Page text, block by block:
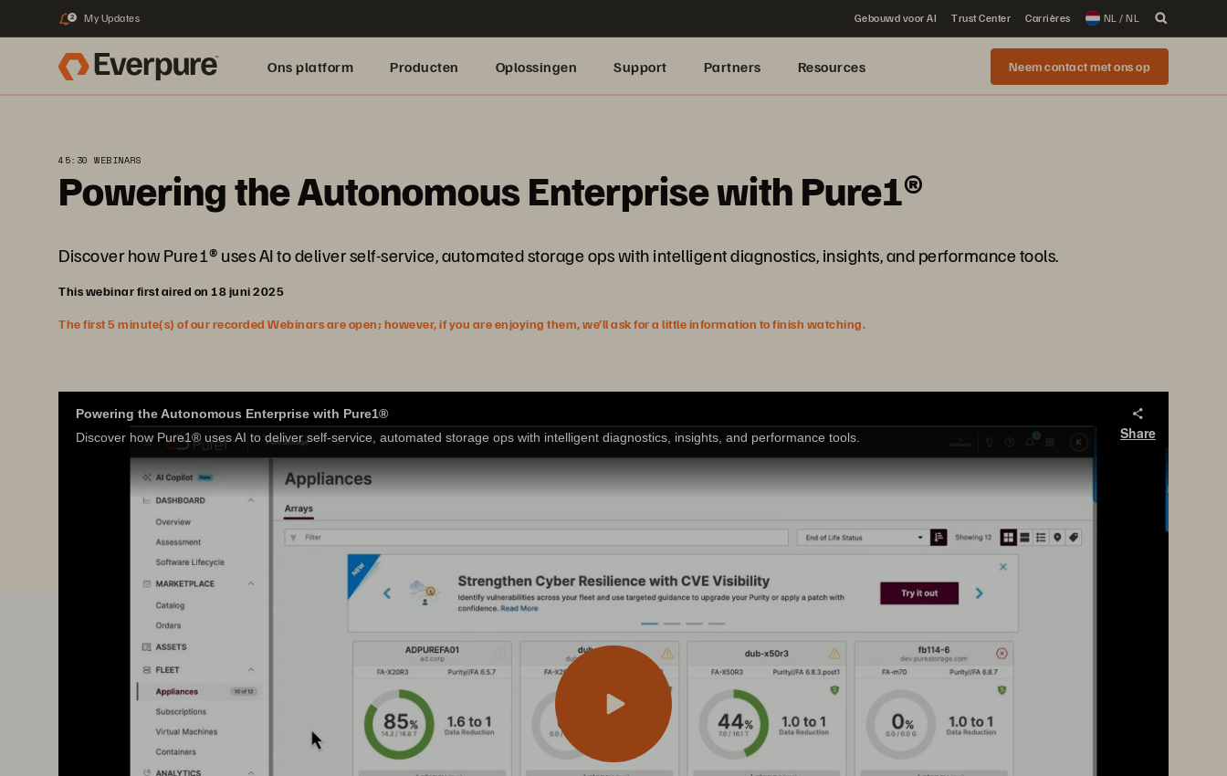
2 My Updates Gebouwd voor AI Trust Center Carrières NL / NL
Ons platform Producten Oplossingen Support Partners Resources Neem contact met ons op
45:30 WEBINARS
Powering the Autonomous Enterprise with Pure1®
Discover how Pure1® uses AI to deliver self-service, automated storage ops with intelligent diagnostics, insights, and performance tools.
This webinar first aired on 18 juni 2025
The first 5 minute(s) of our recorded Webinars are open; however, if you are enjoying them, we’ll ask for a little information to finish watching.
Powering the Autonomous Enterprise with Pure1®
Discover how Pure1® uses AI to deliver self-service, automated storage ops with intelligent diagnostics, insights, and performance tools.
Share